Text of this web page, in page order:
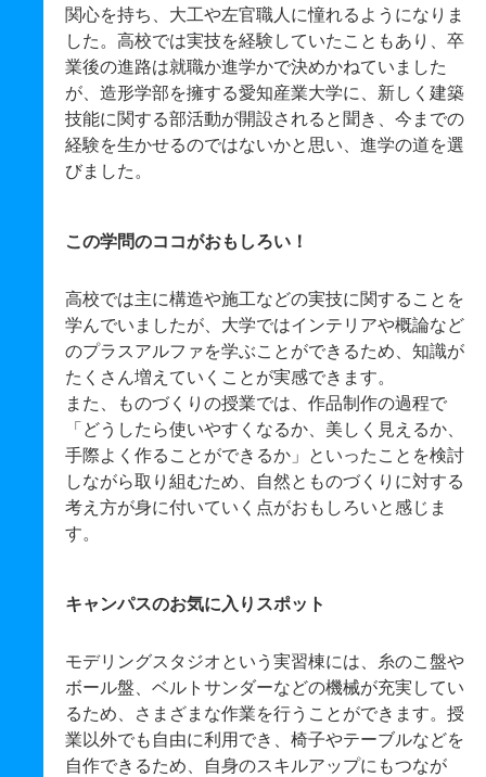
関心を持ち、大工や左官職人に憧れるようになりま
した。高校では実技を経験していたこともあり、卒
業後の進路は就職か進学かで決めかねていました
が、造形学部を擁する愛知産業大学に、新しく建築
技能に関する部活動が開設されると聞き、今までの
経験を生かせるのではないかと思い、進学の道を選
びました。
この学問のココがおもしろい！
高校では主に構造や施工などの実技に関することを
学んでいましたが、大学ではインテリアや概論など
のプラスアルファを学ぶことができるため、知識が
たくさん増えていくことが実感できます。
また、ものづくりの授業では、作品制作の過程で
「どうしたら使いやすくなるか、美しく見えるか、
手際よく作ることができるか」といったことを検討
しながら取り組むため、自然とものづくりに対する
考え方が身に付いていく点がおもしろいと感じま
す。
キャンパスのお気に入りスポット
モデリングスタジオという実習棟には、糸のこ盤や
ボール盤、ベルトサンダーなどの機械が充実してい
るため、さまざまな作業を行うことができます。授
業以外でも自由に利用でき、椅子やテーブルなどを
自作できるため、自身のスキルアップにもつなが